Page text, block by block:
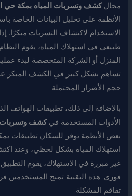
مجالكشف وتسربات المياه بمكة حي
الأنظمة على تحليل البيانات الخاصة
الاستخدام لاكتشاف التسربات مبكرًا.
طبيعي في استهلاك المياه، يقوم
المنزل أو الشركة المتخصصة لبدء
تساهم بشكل كبير في الكشف المبكر
حجم الأضرار المحتملة.
بالإضافة إلى ذلك، تطبيقات الهواتف
الأدوات المستخدمة فيكشف وتسربات
بعض الأنظمة توفر للسكان تطبيقات
استهلاك المياه بشكل لحظي، وعند
غير مبررة في الاستهلاك، يقوم
فوري. هذه التقنية تمنح المستخدمين
تفاقم المشكلة.